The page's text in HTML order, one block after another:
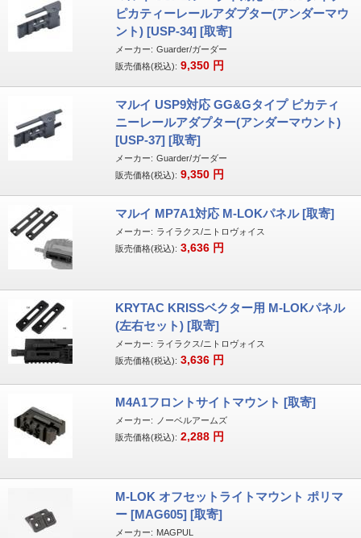
ピカティーレールアダプター(アンダーマウ
ント) [USP-34] [取寄]
メーカー: Guarder/ガーダー
販売価格(税込): 9,350 円
マルイ USP9対応 GG&Gタイプ ピカティ
ニーレールアダプター(アンダーマウント)
[USP-37] [取寄]
メーカー: Guarder/ガーダー
販売価格(税込): 9,350 円
マルイ MP7A1対応 M-LOKパネル [取寄]
メーカー: ライラクス/ニトロヴォイス
販売価格(税込): 3,636 円
KRYTAC KRISSベクター用 M-LOKパネル
(左右セット) [取寄]
メーカー: ライラクス/ニトロヴォイス
販売価格(税込): 3,636 円
M4A1フロントサイトマウント [取寄]
メーカー:
ノーベルアームズ
販売価格(税込): 2,288 円
M-LOK オフセットライトマウント ポリマ
ー [MAG605] [取寄]
メーカー: MAGPUL